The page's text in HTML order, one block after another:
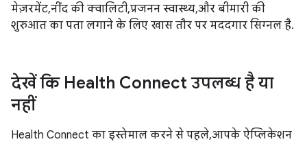
मेज़रमेंट, नींद की क्वालिटी, प्रजनन स्वास्थ्य, और बीमारी की
शुरुआत का पता लगाने के लिए खास तौर पर मददगार सिग्नल है.
देखें कि Health Connect उपलब्ध है या
नहीं
Health Connect का इस्तेमाल करने से पहले, आपके ऐप्लिकेशन